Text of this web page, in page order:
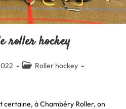
roller hockey
Post Roller hockey
certaine, à Chambéry Roller, on